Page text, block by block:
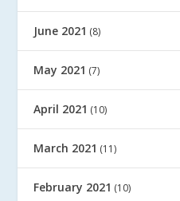
June 2021 (8)
May 2021 (7)
April 2021 (10)
March 2021 (11)
February 2021 (10)